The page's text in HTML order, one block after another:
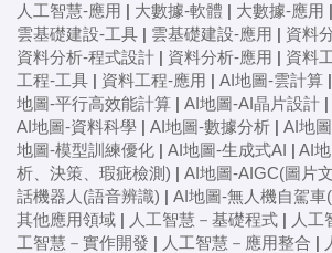
人工智慧-應用 | 大數據-軟體 | 大數據-應用 |
雲基礎建設-工具 | 雲基礎建設-應用 | 資料
資料分析-程式設計 | 資料分析-應用 | 資料
工程-工具 | 資料工程-應用 | AI地圖-雲計算 |
地圖-平行高效能計算 | AI地圖-AI晶片設計 |
AI地圖-資料科學 | AI地圖-數據分析 | AI地
地圖-模型訓練優化 | AI地圖-生成式AI | AI
析、決策、瑕疵檢測) | AI地圖-AIGC(圖片
話機器人(語音辨識) | AI地圖-無人機自駕車
其他應用領域 | 人工智慧－基礎程式 | 人工
工智慧－實作開發 | 人工智慧－應用整合 |